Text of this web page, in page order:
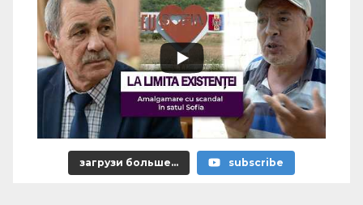
загрузи больше... subscribe